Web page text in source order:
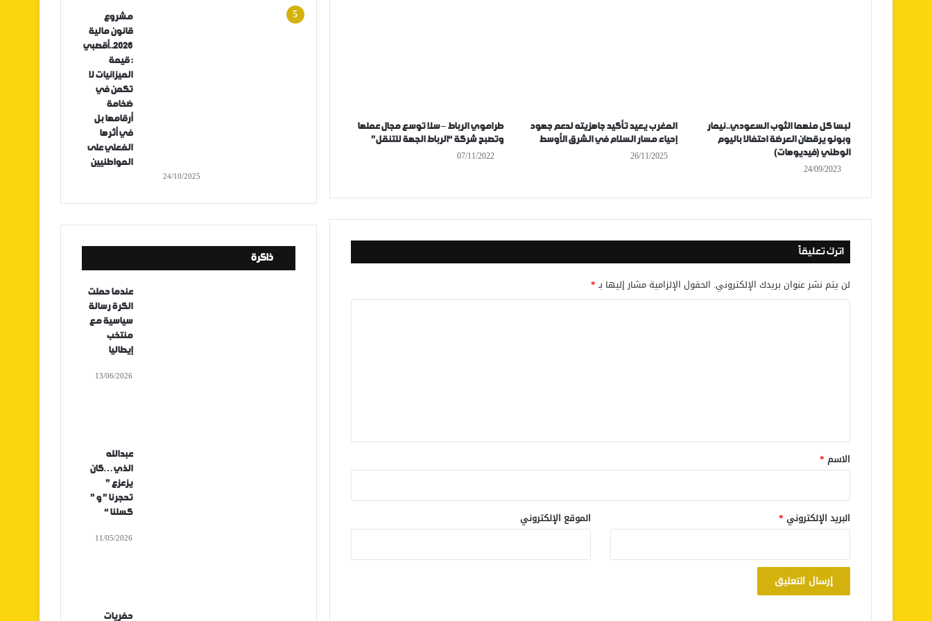
لبسا كل منهما الثوب السعودي..نيمار
وبونو يرقصان العرضة احتفالا باليوم
الوطني (فيديوهات)
24/09/2023
المغرب يعيد تأكيد جاهزيته لدعم جهود
إحياء مسار السلام في الشرق الأوسط
26/11/2025
طراموي الرباط – سلا توسع مجال عملها
وتصبح شركة “الرباط الجهة للتنقل”
07/11/2022
اترك تعليقاً
لن يتم نشر عنوان بريدك الإلكتروني. الحقول الإلزامية مشار إليها بـ*
*
الاسم *
البريد الإلكتروني * الموقع الإلكتروني
مشروع
قانون مالية
2026..أقصبي
: قيمة
الميزانيات لا
تكمن في
ضخامة
أرقامها بل
في أثرها
الفعلي على
المواطنيين
24/10/2025
ذاكرة
عندما حملت
الكرة رسالة
سياسية مع
منتخب
إيطاليا
13/06/2026
عبدالله
الذي…كان
يزعزع ”
تحجرنا ” و ”
كسلنا “
11/05/2026
حفريات